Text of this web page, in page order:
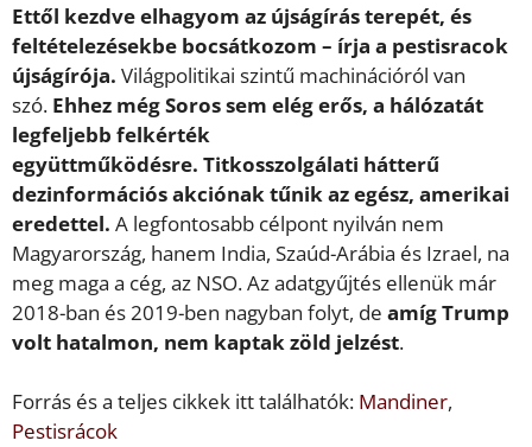
Ettől kezdve elhagyom az újságírás terepét, és
feltételezésekbe bocsátkozom – írja a pestisracok
újságírója. Világpolitikai szintű machinációról van
szó. Ehhez még Soros sem elég erős, a hálózatát
legfeljebb felkérték
együttműködésre. Titkosszolgálati hátterű
dezinformációs akciónak tűnik az egész, amerikai
eredettel. A legfontosabb célpont nyilván nem
Magyarország, hanem India, Szaúd-Arábia és Izrael, na
meg maga a cég, az NSO. Az adatgyűjtés ellenük már
2018-ban és 2019-ben nagyban folyt, de amíg Trump
volt hatalmon, nem kaptak zöld jelzést.
Forrás és a teljes cikkek itt találhatók: Mandiner,
Pestisrácok